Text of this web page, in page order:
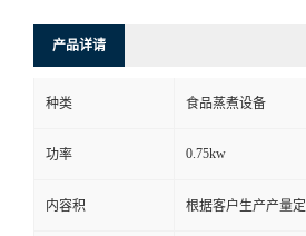
产品详请
种类 食品蒸煮设备
功率 0.75kw
内容积 根据客户生产产量定